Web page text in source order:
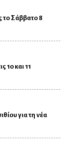
Σάββατο 8
10 και 11
για τη νέα